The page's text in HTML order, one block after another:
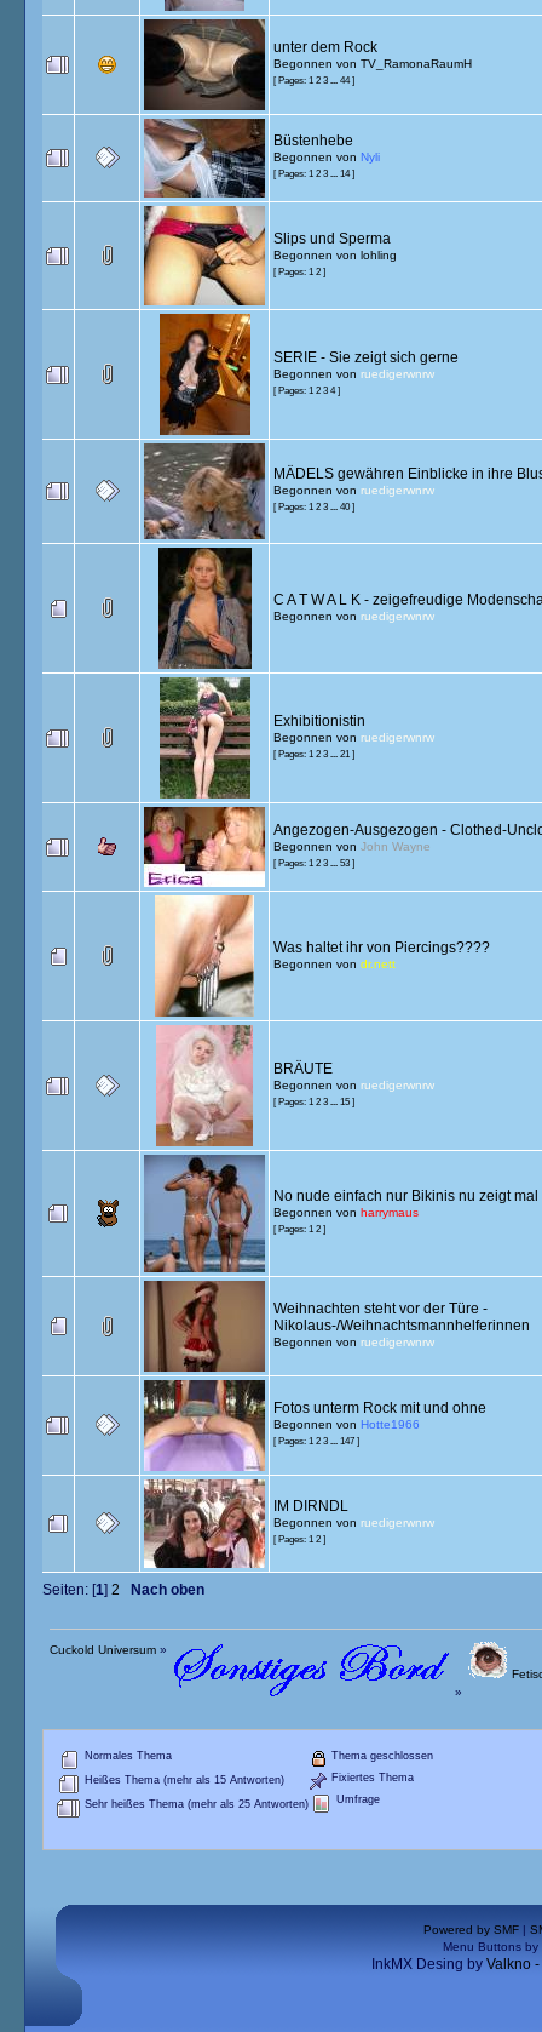
unter dem Rock
Begonnen vonTV_RamonaRaumH
[ Pages:1 2 3 ...44]
Büstenhebe
Begonnen von Nyli
[ Pages:1 2 3 ...14]
Slips und Sperma
Begonnen vonlohling
[ Pages:1 2 ]
SERIE - Sie zeigt sich gerne
Begonnen vonruedigerwnrw
[ Pages:1 2 3 4]
MÄDELS gewähren Einblicke in ihre
Begonnen vonruedigerwnrw
[ Pages:1 2 3 ...40 ]
C A T W A L K - zeigefreudige
Begonnen vonruedigerwnrw
Exhibitionistin
Begonnen vonruedigerwnrw
[ Pages:1 2 3 ...21 ]
Angezogen-Ausgezogen - Clothed-
Begonnen vonJohn Wayne
[ Pages:1 2 3 ...53 ]
Was haltet ihr von Piercings????
Begonnen vondr.nett
BRÄUTE
Begonnen vonruedigerwnrw
[ Pages:1 2 3 ...15 ]
No nude einfach nur Bikinis nu zeigt
Begonnen vonharrymaus
[ Pages:1 2 ]
Weihnachten steht vor der Türe -
Nikolaus-/Weihnachtsmannhelferinnen
Begonnen vonruedigerwnrw
Fotos unterm Rock mit und ohne
Begonnen von Hotte1966
[ Pages:1 2 3 ...147 ]
IM DIRNDL
Begonnen vonruedigerwnrw
[ Pages:1 2 ]
Seiten: [1]2 Nach oben
Cuckold Universum»
»
Normales Thema
Heißes Thema (mehr als 15 Antworten)
Sehr heißes Thema (mehr als 25 Antworten)
Thema geschlossen
Fixiertes Thema
Umfrage
Powered by SMF |
Menu Buttons by
InkMX Desing by Valkno